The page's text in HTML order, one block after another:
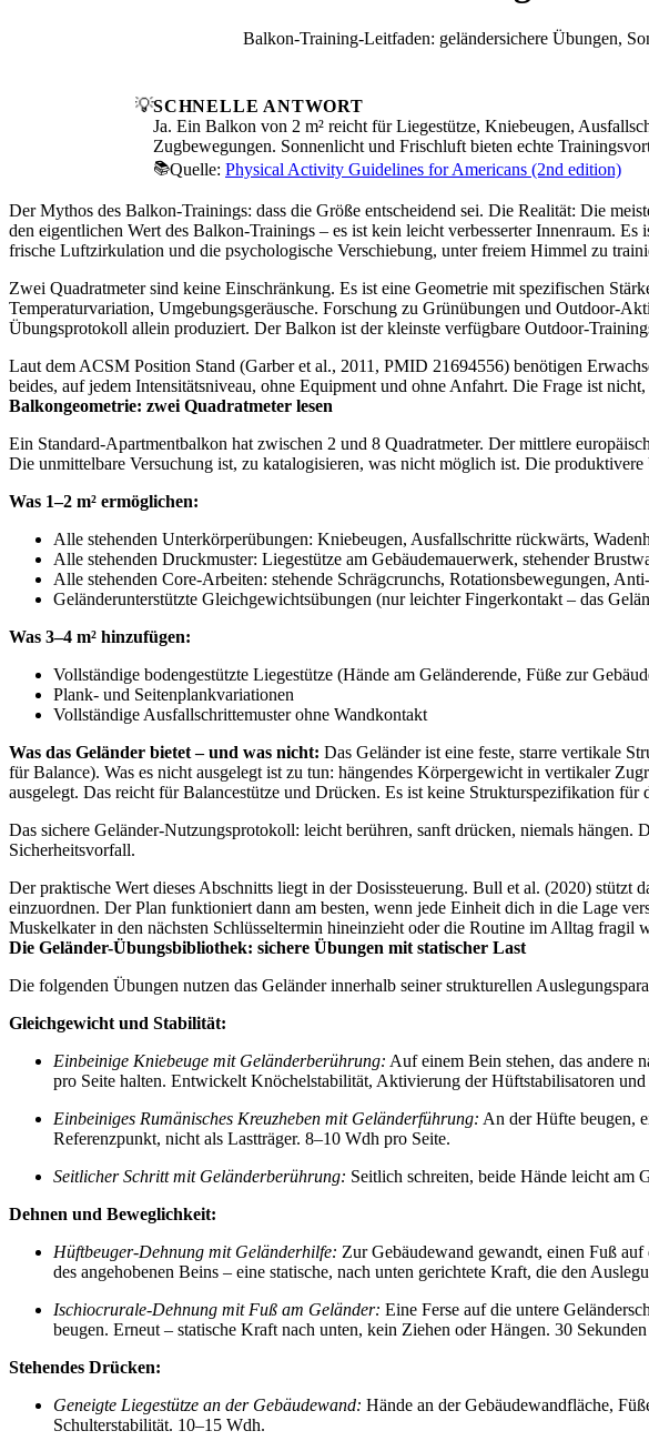
Balkon-Training-Leitfaden: geländersichere Übungen,
💡SCHNELLE ANTWORT
Ja. Ein Balkon von 2 m² reicht für Liegestütze, Kniebeugen,
Zugbewegungen. Sonnenlicht und Frischluft bieten echte
📚Quelle: Physical Activity Guidelines for Americans (2nd edition)
Der Mythos des Balkon-Trainings: dass die Größe entscheidend sei. Die Realität: Die
den eigentlichen Wert des Balkon-Trainings – es ist kein leicht verbesserter Innenraum.
frische Luftzirkulation und die psychologische Verschiebung, unter freiem Himmel zu
Zwei Quadratmeter sind keine Einschränkung. Es ist eine Geometrie mit spezifischen
Temperaturvariation, Umgebungsgeräusche. Forschung zu Grünübungen und Outdoor-
Übungsprotokoll allein produziert. Der Balkon ist der kleinste verfügbare Outdoor-
Laut dem ACSM Position Stand (Garber et al., 2011, PMID 21694556) benötigen
beides, auf jedem Intensitätsniveau, ohne Equipment und ohne Anfahrt. Die Frage ist
Balkongeometrie: zwei Quadratmeter lesen
Ein Standard-Apartmentbalkon hat zwischen 2 und 8 Quadratmeter. Der mittlere
Die unmittelbare Versuchung ist, zu katalogisieren, was nicht möglich ist. Die
Was 1–2 m² ermöglichen:
Alle stehenden Unterkörperübungen: Kniebeugen, Ausfallschritte rückwärts,
Alle stehenden Druckmuster: Liegestütze am Gebäudemauerwerk, stehender
Alle stehenden Core-Arbeiten: stehende Schrägcrunchs, Rotationsbewegungen,
Geländerunterstützte Gleichgewichtsübungen (nur leichter Fingerkontakt – das
Was 3–4 m² hinzufügen:
Vollständige bodengestützte Liegestütze (Hände am Geländerende, Füße zur
Plank- und Seitenplankvariationen
Vollständige Ausfallschrittemuster ohne Wandkontakt
Was das Geländer bietet – und was nicht: Das Geländer ist eine feste, starre vertikale
für Balance). Was es nicht ausgelegt ist zu tun: hängendes Körpergewicht in vertikaler
ausgelegt. Das reicht für Balancestütze und Drücken. Es ist keine Strukturspezifikation
Das sichere Geländer-Nutzungsprotokoll: leicht berühren, sanft drücken, niemals
Sicherheitsvorfall.
Der praktische Wert dieses Abschnitts liegt in der Dosissteuerung. Bull et al. (2020)
einzuordnen. Der Plan funktioniert dann am besten, wenn jede Einheit dich in die Lage
Muskelkater in den nächsten Schlüsseltermin hineinzieht oder die Routine im Alltag
Die Geländer-Übungsbibliothek: sichere Übungen mit statischer Last
Die folgenden Übungen nutzen das Geländer innerhalb seiner strukturellen
Gleichgewicht und Stabilität:
Einbeinige Kniebeuge mit Geländerberührung: Auf einem Bein stehen, das andere
pro Seite halten. Entwickelt Knöchelstabilität, Aktivierung der Hüftstabilisatoren
Einbeiniges Rumänisches Kreuzheben mit Geländerführung: An der Hüfte beugen,
Referenzpunkt, nicht als Lastträger. 8–10 Wdh pro Seite.
Seitlicher Schritt mit Geländerberührung: Seitlich schreiten, beide Hände leicht am
Dehnen und Beweglichkeit:
Hüftbeuger-Dehnung mit Geländerhilfe: Zur Gebäudewand gewandt, einen Fuß
des angehobenen Beins – eine statische, nach unten gerichtete Kraft, die den
Ischiocrurale-Dehnung mit Fuß am Geländer: Eine Ferse auf die untere
beugen. Erneut – statische Kraft nach unten, kein Ziehen oder Hängen. 30
Stehendes Drücken:
Geneigte Liegestütze an der Gebäudewand: Hände an der Gebäudewandfläche,
Schulterstabilität. 10–15 Wdh.